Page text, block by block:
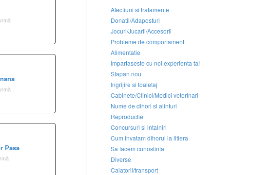
Pasa
Afectiuni si tratamente
Donatii/Adaposturi
Jocuri/Jucarii/Accesorii
Probleme de comportament
Alimentatie
Impartaseste cu noi experienta ta!
Stapan nou
Ingrijire si toaletaj
Cabinete/Clinici/Medici veterinari
Nume de dihori si alinturi
Reproductie
Concursuri si intalniri
Cum invatam dihorul la litiera
Sa facem cunostinta
Diverse
Calatorii/transport